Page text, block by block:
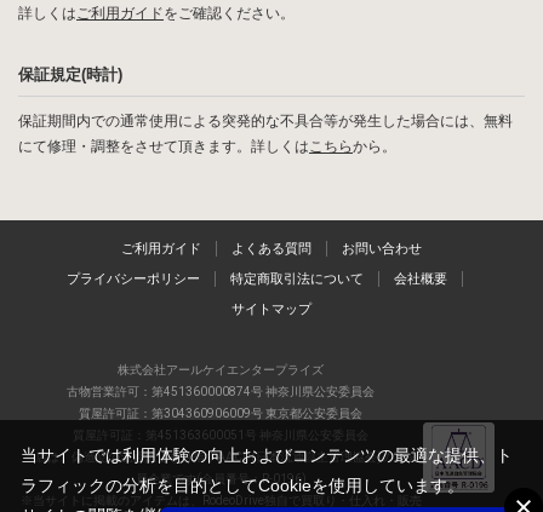
詳しくはご利用ガイドをご確認ください。
保証規定(時計)
保証期間内での通常使用による突発的な不具合等が発生した場合には、無料
にて修理・調整をさせて頂きます。詳しくはこちらから。
ご利用ガイド よくある質問 お問い合わせ
プライバシーポリシー 特定商取引法について 会社概要
サイトマップ
株式会社アールケイエンタープライズ
古物営業許可：第451360000874号 神奈川県公安委員会
質屋許可証：第304360906009号 東京都公安委員会
質屋許可証：第451363600051号 神奈川県公安委員会
当店は、偽造品の流通防止を目指すAACD(日本流通自主管理協会)の正会
員企業です(会員番号：R-0196)
※当サイトに掲載のアイテムは、RodeoDrive独自で買取り・仕入れ・販売
当サイトでは利用体験の向上およびコンテンツの最適な提供、ト
ラフィックの分析を目的としてCookieを使用しています。